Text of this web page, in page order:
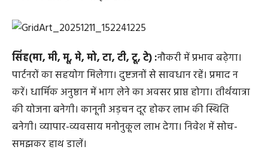
सिंह(मा, मी, मू, मे, मो, टा, टी, टू, टे) :नौकरी में प्रभाव बढ़ेगा।
पार्टनरों का सहयोग मिलेगा। दुष्टजनों से सावधान रहें। प्रमाद न
करें। धार्मिक अनुष्ठान में भाग लेने का अवसर प्राप्त होगा। तीर्थयात्रा
की योजना बनेगी। कानूनी अड़चन दूर होकर लाभ की स्थिति
बनेगी। व्यापार-व्यवसाय मनोनुकूल लाभ देगा। निवेश में सोच-
समझकर हाथ डालें।